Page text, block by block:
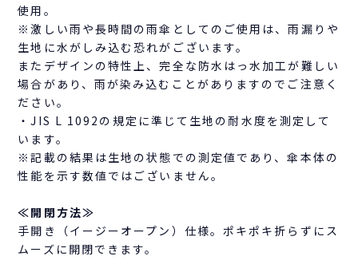
使用。
※激しい雨や長時間の雨傘としてのご使用は、雨漏りや
生地に水がしみ込む恐れがございます。
またデザインの特性上、完全な防水はっ水加工が難しい
場合があり、雨が染み込むことがありますのでご注意く
ださい。
・JIS L 1092の規定に準じて生地の耐水度を測定して
います。
※記載の結果は生地の状態での測定値であり、傘本体の
性能を示す数値ではございません。
≪開閉方法≫
手開き（イージーオープン）仕様。ポキポキ折らずにス
ムーズに開閉できます。